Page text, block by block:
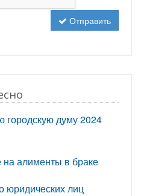
Отправить
думу 2024
на алименты в браке
юридических лиц